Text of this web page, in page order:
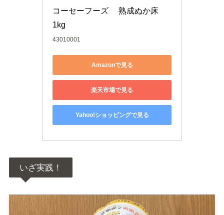
コーセーフーズ 　熟成ぬか床
1kg
43010001
Amazonで見る
楽天市場で見る
Yahoo!ショッピングで見る
いざ実践！